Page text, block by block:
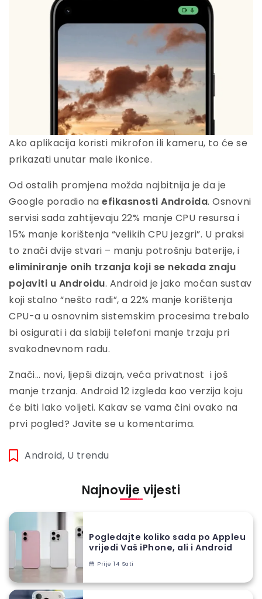
Ako aplikacija koristi mikrofon ili kameru, to će se
prikazati unutar male ikonice.
Od ostalih promjena možda najbitnija je da je
Google poradio na efikasnosti Androida. Osnovni
servisi sada zahtijevaju 22% manje CPU resursa i
15% manje korištenja “velikih CPU jezgri”. U praksi
to znači dvije stvari – manju potrošnju baterije, i
eliminiranje onih trzanja koji se nekada znaju
pojaviti u Androidu. Android je jako moćan sustav
koji stalno “nešto radi”, a 22% manje korištenja
CPU-a u osnovnim sistemskim procesima trebalo
bi osigurati i da slabiji telefoni manje trzaju pri
svakodnevnom radu.
Znači… novi, ljepši dizajn, veća privatnost i još
manje trzanja. Android 12 izgleda kao verzija koju
će biti lako voljeti. Kakav se vama čini ovako na
prvi pogled? Javite se u komentarima.
Android, U trendu
Najnovije vijesti
Pogledajte koliko sada po Appleu
vrijedi Vaš iPhone, ali i Android
Prije 14 Sati